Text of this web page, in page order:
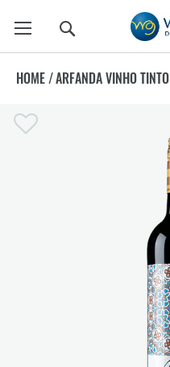
HOME/ARFANDA VINHO TINTO